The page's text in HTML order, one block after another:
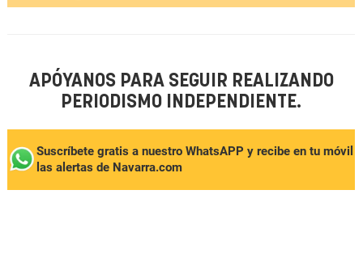
APÓYANOS PARA SEGUIR REALIZANDO
PERIODISMO INDEPENDIENTE.
Suscríbete gratis a nuestro WhatsAPP y recibe en tu móvil
las alertas de Navarra.com